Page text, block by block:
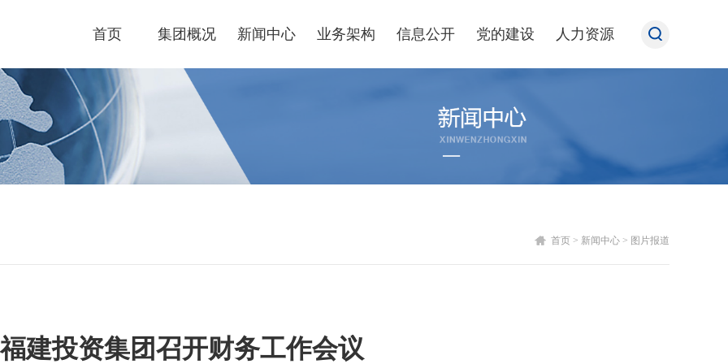
首页 集团概况 新闻中心 业务架构 信息公开 党的建设 人力资源
首页 > 新闻中心 > 图片报道
福建投资集团召开财务工作会议